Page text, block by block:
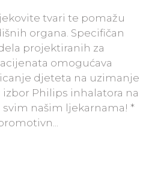
tvari te pomažu
organa. Specifičan
projektiranih za
omogućava
djeteta na uzimanje
izbor Philips inhalatora na
našim ljekarnama! *